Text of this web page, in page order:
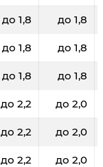
до 1,8 до 1,8
до 1,8 до 1,8
до 1,8 до 1,8
до 2,2 до 2,0
до 2,2 до 2,0
до 2,2 до 2,0